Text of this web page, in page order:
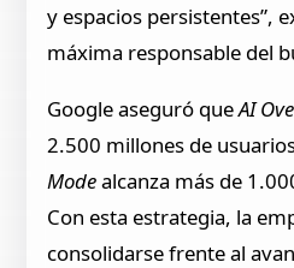
y espacios persistentes”,
máxima responsable del
Google aseguró queAI
2.500 millones de
Modealcanza más de
Con esta estrategia, la
consolidarse frente al